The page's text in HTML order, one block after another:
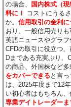
の場合、
国内株式（
料に！
コストにうる
か。信用取引の金利
おり、一般信用売り
英語ニュースやグラ
CFDの取引に役立つ
Dまである充実ぶり。
の商品、外国株など多
をカバーできる と言
は、2025年度まで12
い初心者はもちろん
専業デイトレーダー